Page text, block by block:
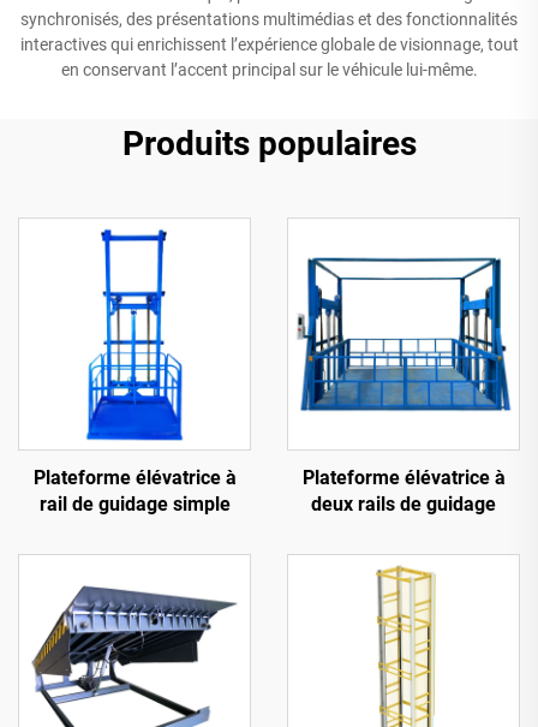
synchronisés, des présentations multimédias et des fonctionnalités
interactives qui enrichissent l’expérience globale de visionnage, tout
en conservant l’accent principal sur le véhicule lui-même.
Produits populaires
Plateforme élévatrice à
rail de guidage simple
Plateforme élévatrice à
deux rails de guidage